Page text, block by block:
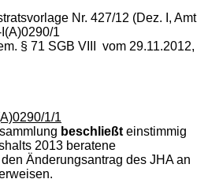
Nr. 427/12 (Dez. I, Amt
1
§ 71 SGB VIII vom 29.11.2012,
1/1
beschließt einstimmig
2013 beratene
Änderungsantrag des JHA an